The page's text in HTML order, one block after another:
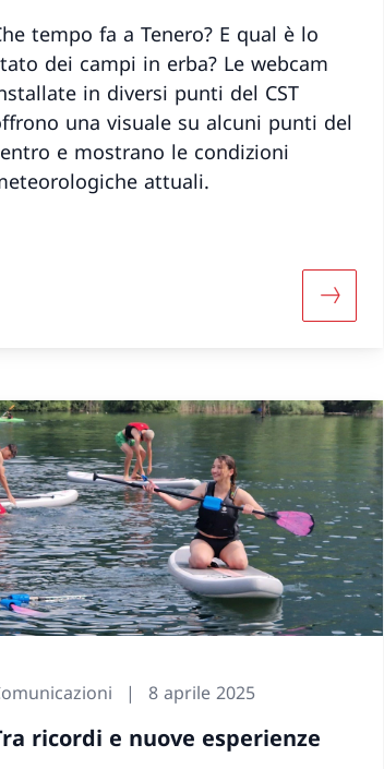
su «Una visita virtuale»
tempo fa a Tenero? E qual è lo
dei campi in erba? Le webcam
in diversi punti del CST
una visuale su alcuni punti del
e mostrano le condizioni
attuali.
8 aprile 2025
ricordi e nuove esperienze